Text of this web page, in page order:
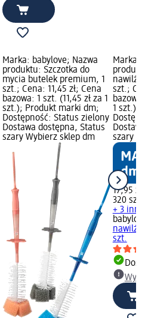
Marka: babylove; Nazwa
produktu: Szczotka do
mycia butelek premium, 1
szt.; Cena: 11,45 zł; Cena
bazowa: 1 szt. (11,45 zł za 1
szt.); Produkt marki dm;
Dostępność: Status zielony
Dostawa dostępna, Status
szary Wybierz sklep dm
Marka:
szt.;
bazowa:
1 szt.);
szary
17,95 zł
320 szt.
+ 3 inne
babylove
szt.